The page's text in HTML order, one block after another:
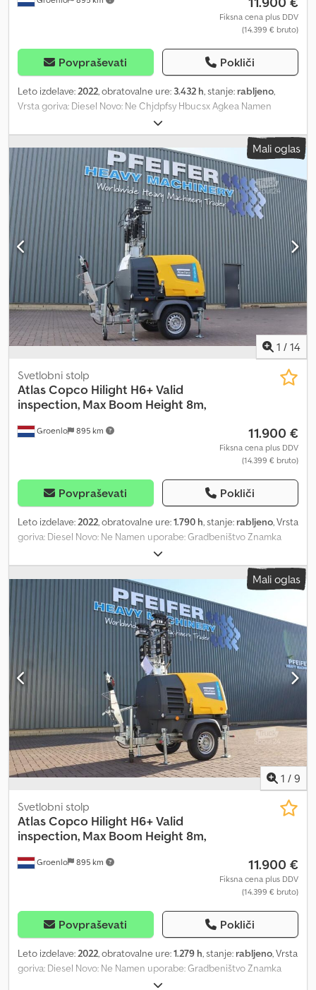
Fiksna cena plus DDV
(14.399 € bruto)
Povpraševati Pokliči
Leto izdelave: 2022, obratovalne ure: 3.432 h, stanje: rabljeno,
Vrsta goriva: Diesel Novo: Ne Chjdpfsy Hbucsx Agkea Namen
uporabe: Gradbeništvo Znamka motorja: Komatsu Dimenzije
tovornega prostora: 209 x 129 x 250 cm Serijska številka:
ESF208606 Za več informacij se obrnite na skupino PFEIFER.Mali oglas
1 / 14
Groenlo 895 km
Svetlobni stolp
Atlas Copco Hilight H6+ Valid
inspection, Max Boom Height 8m,
11.900 €
Fiksna cena plus DDV
(14.399 € bruto)
Povpraševati Pokliči
Leto izdelave:2022, obratovalne ure:1.790 h, stanje: rabljeno, Vrsta
goriva: Diesel Novo: Ne Namen uporabe: Gradbeništvo Znamka
motorja: Kubota Dimenzije tovornega prostora: 209 x 129 x 250 cm
Cjdpfxoy Hbtre Agkeha Serijska številka: ESF208623 Za dodatne
informacije kontaktirajte PFEIFER GROUP.
Mali oglas
1 / 9
Groenlo 895 km
Svetlobni stolp
Atlas Copco Hilight H6+ Valid
inspection, Max Boom Height 8m,
11.900 €
Fiksna cena plus DDV
(14.399 € bruto)
Povpraševati Pokliči
Leto izdelave: 2022, obratovalne ure:1.279 h, stanje: rabljeno, Vrsta
goriva: Diesel Novo: Ne Namen uporabe: Gradbeništvo Znamka
motorja: Kubota Dimenzije tovornega prostora: 209 x 129 x 250 cm